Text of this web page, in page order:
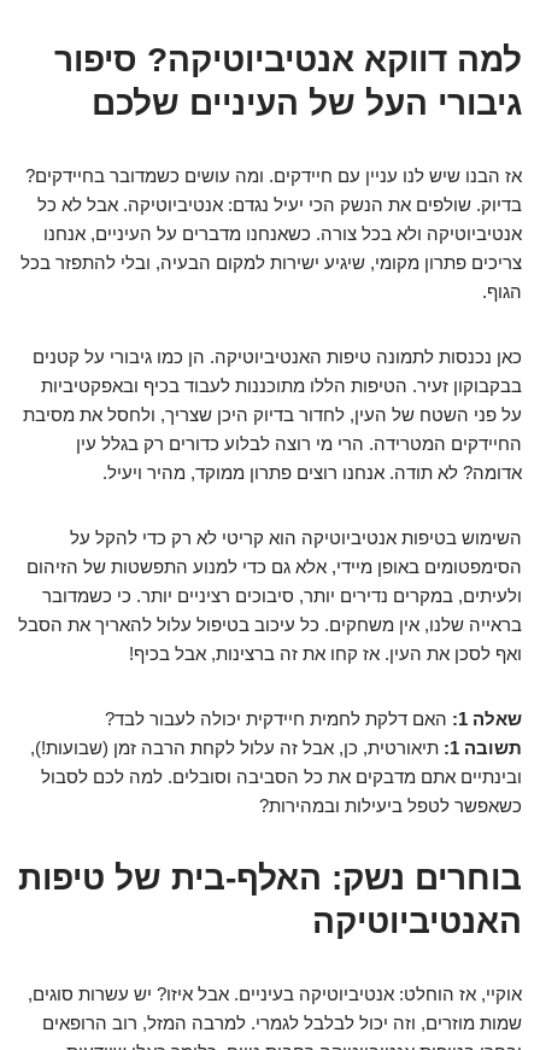
למה דווקא אנטיביוטיקה? סיפור
גיבורי העל של העיניים שלכם
אז הבנו שיש לנו עניין עם חיידקים. ומה עושים כשמדובר בחיידקים?
בדיוק. שולפים את הנשק הכי יעיל נגדם: אנטיביוטיקה. אבל לא כל
אנטיביוטיקה ולא בכל צורה. כשאנחנו מדברים על העיניים, אנחנו
צריכים פתרון מקומי, שיגיע ישירות למקום הבעיה, ובלי להתפזר בכל
הגוף.
כאן נכנסות לתמונה טיפות האנטיביוטיקה. הן כמו גיבורי על קטנים
בבקבוקון זעיר. הטיפות הללו מתוכננות לעבוד בכיף ובאפקטיביות
על פני השטח של העין, לחדור בדיוק היכן שצריך, ולחסל את מסיבת
החיידקים המטרידה. הרי מי רוצה לבלוע כדורים רק בגלל עין
אדומה? לא תודה. אנחנו רוצים פתרון ממוקד, מהיר ויעיל.
השימוש בטיפות אנטיביוטיקה הוא קריטי לא רק כדי להקל על
הסימפטומים באופן מיידי, אלא גם כדי למנוע התפשטות של הזיהום
ולעיתים, במקרים נדירים יותר, סיבוכים רציניים יותר. כי כשמדובר
בראייה שלנו, אין משחקים. כל עיכוב בטיפול עלול להאריך את הסבל
ואף לסכן את העין. אז קחו את זה ברצינות, אבל בכיף!
שאלה 1:
האם דלקת לחמית חיידקית יכולה לעבור לבד?
תשובה 1:
תיאורטית, כן, אבל זה עלול לקחת הרבה זמן (שבועות!),
ובינתיים אתם מדבקים את כל הסביבה וסובלים. למה לכם לסבול
כשאפשר לטפל ביעילות ובמהירות?
בוחרים נשק: האלף-בית של טיפות
האנטיביוטיקה
אוקיי, אז הוחלט: אנטיביוטיקה בעיניים. אבל איזו? יש עשרות סוגים,
שמות מוזרים, וזה יכול לבלבל לגמרי. למרבה המזל, רוב הרופאים